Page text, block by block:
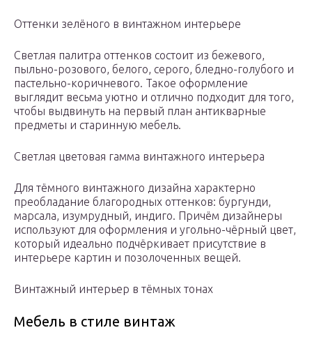
Оттенки зелёного в винтажном интерьере
Светлая палитра оттенков состоит из бежевого,
пыльно-розового, белого, серого, бледно-голубого и
пастельно-коричневого. Такое оформление
выглядит весьма уютно и отлично подходит для того,
чтобы выдвинуть на первый план антикварные
предметы и старинную мебель.
Светлая цветовая гамма винтажного интерьера
Для тёмного винтажного дизайна характерно
преобладание благородных оттенков: бургунди,
марсала, изумрудный, индиго. Причём дизайнеры
используют для оформления и угольно-чёрный цвет,
который идеально подчёркивает присутствие в
интерьере картин и позолоченных вещей.
Винтажный интерьер в тёмных тонах
Мебель в стиле винтаж